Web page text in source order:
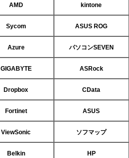
AMD kintone
Sycom ASUS ROG
Azure パソコンSEVEN
GIGABYTE ASRock
Dropbox CData
Fortinet ASUS
ViewSonic ソフマップ
Belkin HP